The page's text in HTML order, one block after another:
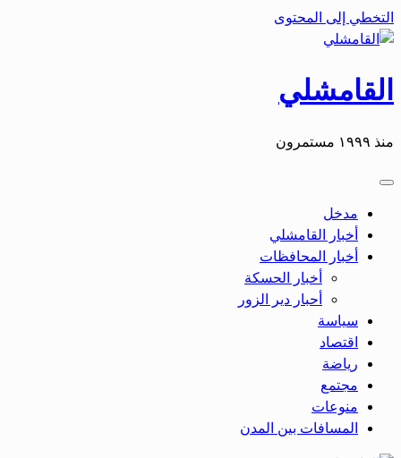
التخطي إلى المحتوى
القامشلي
منذ ١٩٩٩ مستمرون
مدخل
أخبار القامشلي
أخبار المحافظات
أخبار الحسكة
أحبار دير الزور
سياسة
اقتصاد
رياضة
مجتمع
منوعات
المسافات بين المدن